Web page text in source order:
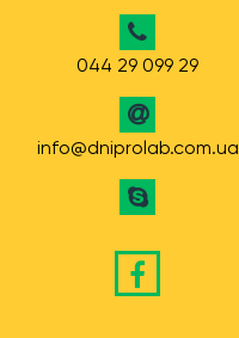
044 29 099 29
info@dniprolab.com.ua